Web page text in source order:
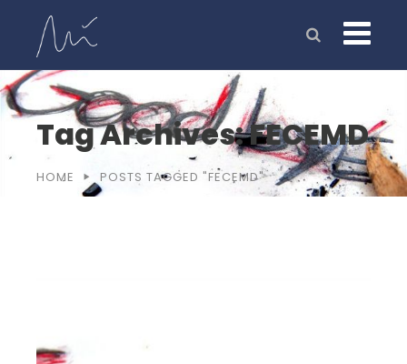
Tag Archives: FECEMD
HOME POSTS TAGGED "FECEMD"